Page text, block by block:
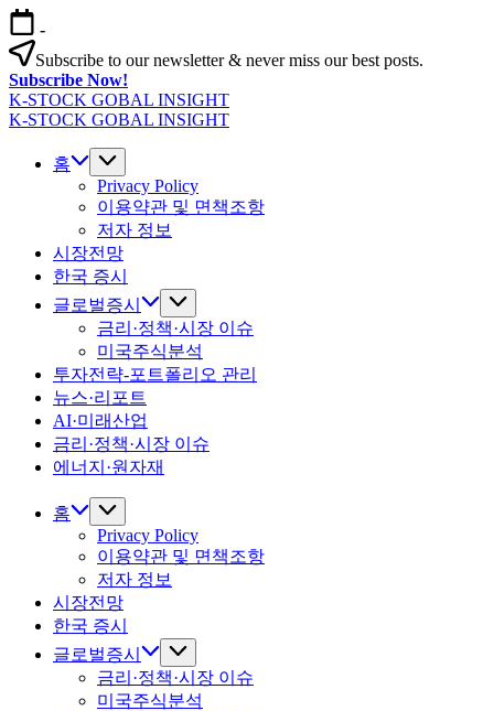
본
문
으
로
건
너
-
Subscribe to our newsletter & never miss our best posts.
Subscribe Now!
K-STOCK GOBAL INSIGHT
글
K-STOCK GOBAL INSIGHT
홈
Privacy Policy
이용약관 및 면책조항
저자 정보
시장전망
한국 증시
글로벌증시
금리·정책·시장 이슈
미국주식분석
투자전략-포트폴리오 관리
뉴스·리포트
AI·미래산업
금리·정책·시장 이슈
에너지·원자재
홈
Privacy Policy
이용약관 및 면책조항
저자 정보
시장전망
한국 증시
글로벌증시
금리·정책·시장 이슈
미국주식분석